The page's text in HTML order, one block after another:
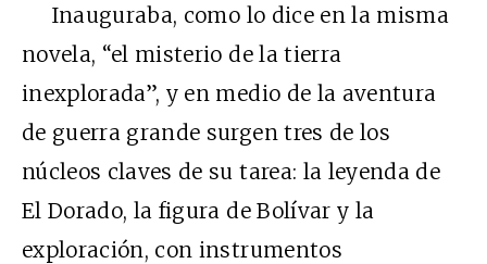
Inauguraba, como lo dice en la misma
novela, “el misterio de la tierra
inexplorada”, y en medio de la aventura
de guerra grande surgen tres de los
núcleos claves de su tarea: la leyenda de
El Dorado, la figura de Bolívar y la
exploración, con instrumentos